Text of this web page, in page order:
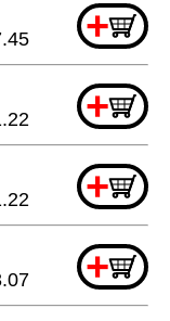
+
+
+
+